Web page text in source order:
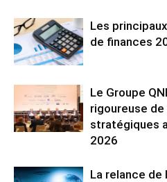
Les
de finances
Le Groupe
rigoureuse
stratégiques
2026
La relance de